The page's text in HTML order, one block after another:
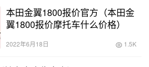
本田金翼1800报价官方（本田金
翼1800报价摩托车什么价格）
2022年6月18日 1.5K